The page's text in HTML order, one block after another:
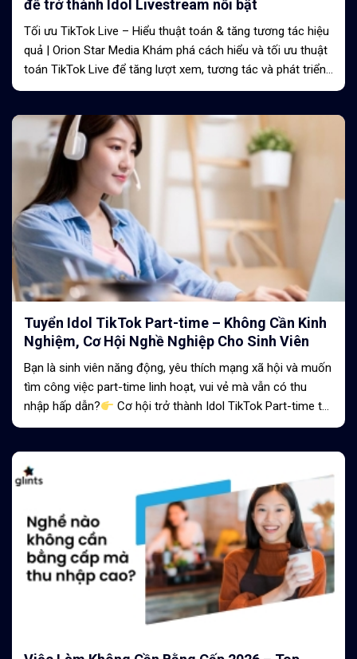
để trở thành Idol Livestream nổi bật
Tối ưu TikTok Live – Hiểu thuật toán & tăng tương tác hiệu
quả | Orion Star Media Khám phá cách hiểu và tối ưu thuật
toán TikTok Live để tăng lượt xem, tương tác và phát triển
thương hiệu...
Tuyển Idol TikTok Part-time – Không Cần Kinh
Nghiệm, Cơ Hội Nghề Nghiệp Cho Sinh Viên
Bạn là sinh viên năng động, yêu thích mạng xã hội và muốn
tìm công việc part-time linh hoạt, vui vẻ mà vẫn có thu
nhập hấp dẫn?
Cơ hội trở thành Idol TikTok Part-time tại
Orion Star Media chính...